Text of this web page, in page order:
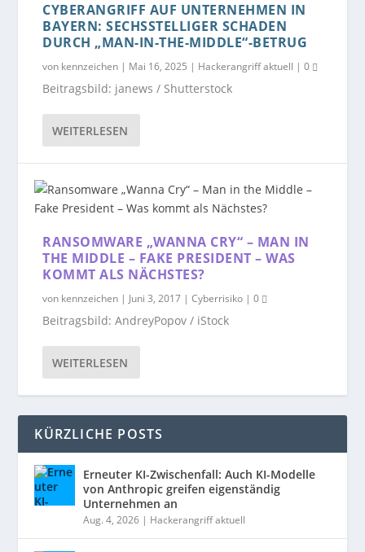
CYBERANGRIFF AUF UNTERNEHMEN IN
BAYERN: SECHSSTELLIGER SCHADEN
DURCH „MAN-IN-THE-MIDDLE“-BETRUG
von kennzeichen | Mai 16, 2025 | Hackerangriff aktuell |0
Beitragsbild: janews / Shutterstock
WEITERLESEN
RANSOMWARE „WANNA CRY“ – MAN IN
THE MIDDLE – FAKE PRESIDENT – WAS
KOMMT ALS NÄCHSTES?
von kennzeichen | Juni 3, 2017 |Cyberrisiko |0
Beitragsbild: AndreyPopov / iStock
WEITERLESEN
KÜRZLICHE POSTS
Erneuter KI-Zwischenfall: Auch KI-Modelle
von Anthropic greifen eigenständig
Unternehmen an
Aug. 4, 2026 | Hackerangriff aktuell